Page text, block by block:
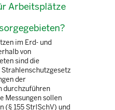
Arbeitsplätze
im Erd- und
von
sind die
der
durchzuführen
Messungen sollen
(§ 155 StrlSchV) und